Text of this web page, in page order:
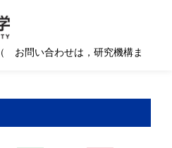
（ お問い合わせは，研究機構ま